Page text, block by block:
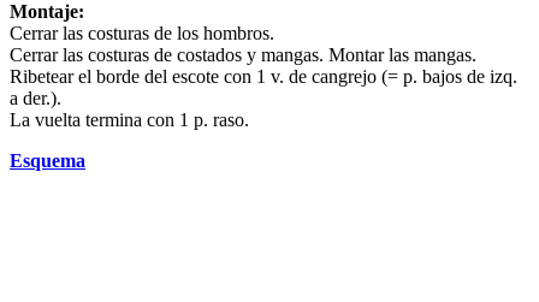
Montaje:
Cerrar las costuras de los hombros.
Cerrar las costuras de costados y mangas. Montar las mangas.
Ribetear el borde del escote con 1 v. de cangrejo (= p. bajos de izq.
a der.).
La vuelta termina con 1 p. raso.
Esquema